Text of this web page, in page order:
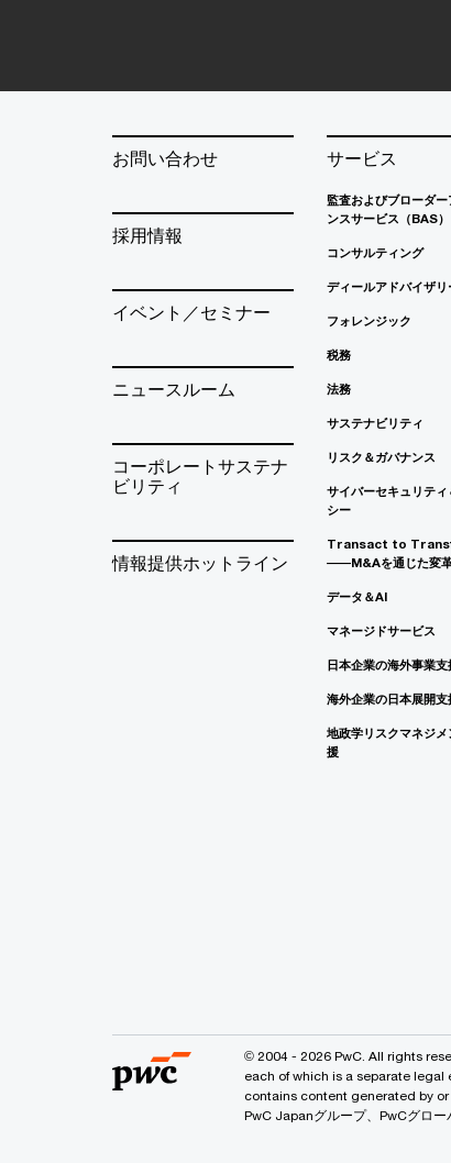
お問い合わせ
採用情報
イベント／セミナー
ニュースルーム
コーポレートサステナ
ビリティ
情報提供ホットライン
サービス
監査およびブローダー
ンスサービス（BAS）
コンサルティング
ディールアドバイザリ
フォレンジック
税務
法務
サステナビリティ
リスク＆ガバナンス
サイバーセキュリティ
シー
Transact to
――M&Aを通じた変
データ＆AI
マネージドサービス
日本企業の海外事業支
海外企業の日本展開支
地政学リスクマネジメ
援
© 2004 - 2026 PwC. All rights
each of which is a separate
contains content generated by or
PwC Japanグループ、PwCグロー